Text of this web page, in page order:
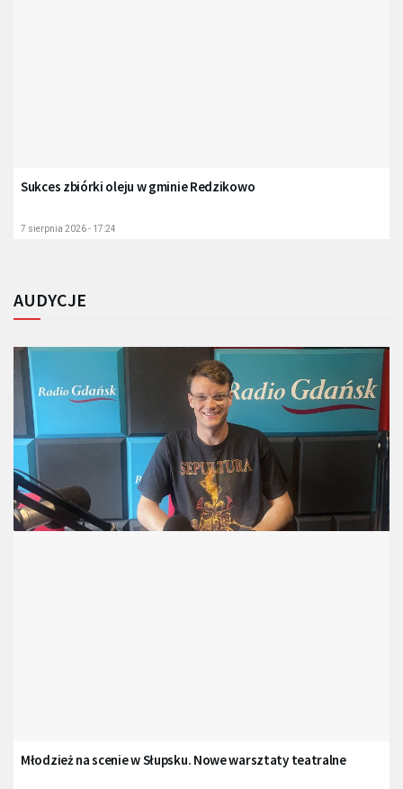
Sukces zbiórki oleju w gminie Redzikowo
7 sierpnia 2026 - 17:24
AUDYCJE
Młodzież na scenie w Słupsku. Nowe warsztaty teatralne